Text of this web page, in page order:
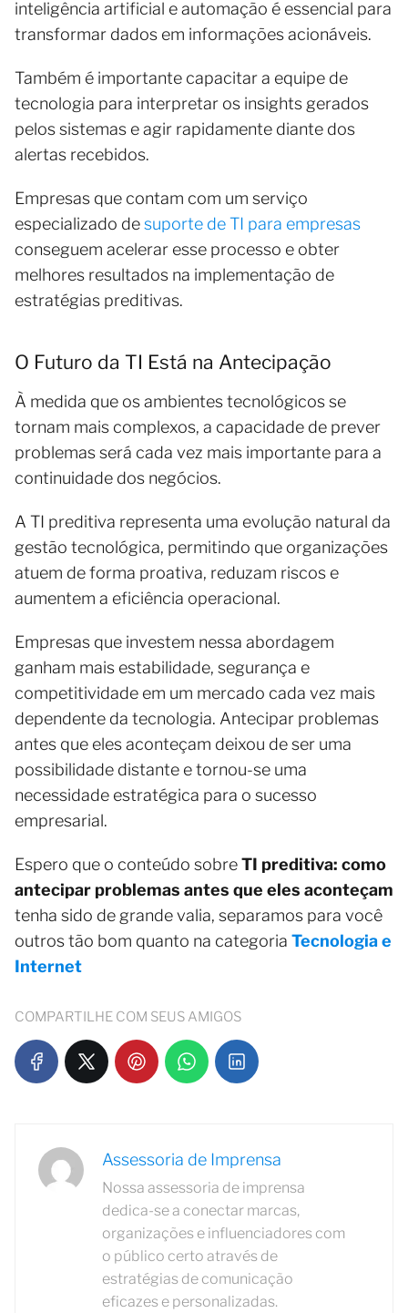
inteligência artificial e automação é essencial para
transformar dados em informações acionáveis.
Também é importante capacitar a equipe de
tecnologia para interpretar os insights gerados
pelos sistemas e agir rapidamente diante dos
alertas recebidos.
Empresas que contam com um serviço
especializado desuporte de TI para empresas
conseguem acelerar esse processo e obter
melhores resultados na implementação de
estratégias preditivas.
O Futuro da TI Está na Antecipação
À medida que os ambientes tecnológicos se
tornam mais complexos, a capacidade de prever
problemas será cada vez mais importante para a
continuidade dos negócios.
A TI preditiva representa uma evolução natural da
gestão tecnológica, permitindo que organizações
atuem de forma proativa, reduzam riscos e
aumentem a eficiência operacional.
Empresas que investem nessa abordagem
ganham mais estabilidade, segurança e
competitividade em um mercado cada vez mais
dependente da tecnologia. Antecipar problemas
antes que eles aconteçam deixou de ser uma
possibilidade distante e tornou-se uma
necessidade estratégica para o sucesso
empresarial.
Espero que o conteúdo sobreTI preditiva: como
antecipar problemas antes que eles aconteçam
tenha sido de grande valia, separamos para você
outros tão bom quanto na categoria Tecnologia e
Internet
COMPARTILHE COM SEUS AMIGOS
Assessoria de Imprensa
Nossa assessoria de imprensa
dedica-se a conectar marcas,
organizações e influenciadores com
o público certo através de
estratégias de comunicação
eficazes e personalizadas.